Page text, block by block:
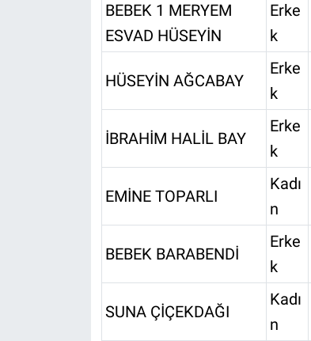
BEBEK 1 MERYEM
ESVAD HÜSEYİN
Erke
k
HÜSEYİN AĞCABAY
Erke
k
İBRAHİM HALİL BAY
Erke
k
EMİNE TOPARLI
Kadı
n
BEBEK BARABENDİ
Erke
k
SUNA ÇİÇEKDAĞI
Kadı
n